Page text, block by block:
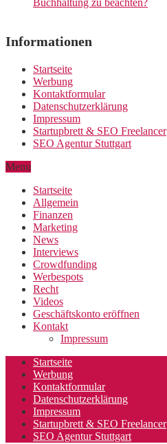
Informationen
Startseite
Werbung
Kontaktformular
Datenschutzerklärung
Impressum
Startupbrett & SEO Freelancer
SEO Agentur Stuttgart
Menu
Startseite
Allgemein
Finanzen
Marketing
News
Interviews
Crowdfunding
Werbespots
Recht
Videos
Geschäftskonto eröffnen
Kontakt
Impressum
Startseite
Werbung
Kontaktformular
Datenschutzerklärung
Impressum
Startupbrett & SEO Freelancer
SEO Agentur Stuttgart